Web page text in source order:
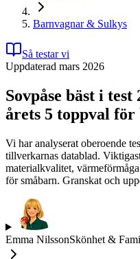
Barnvagnar & Sulkys
Så testar vi
Uppdaterad mars 2026
Sovpåse bäst i
årets 5 toppval för
Vi har analyserat oberoende
tillverkarnas datablad.
materialkvalitet,
för småbarn. Granskat och
Emma NilssonSkönhet &